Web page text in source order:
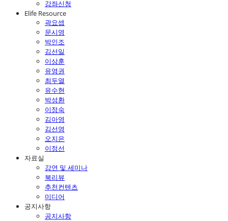
강좌신청
Elife Resource
곽요셉
문시영
박인조
김선일
이상훈
유영권
최두열
유수현
박성환
이정숙
김아영
김선영
오지은
이정선
자료실
강연 및 세미나
북리뷰
추천컨텐츠
미디어
공지사항
공지사항